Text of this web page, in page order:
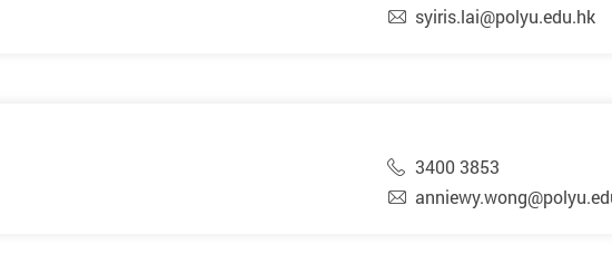
syiris.lai@polyu.edu.hk
3400 3853